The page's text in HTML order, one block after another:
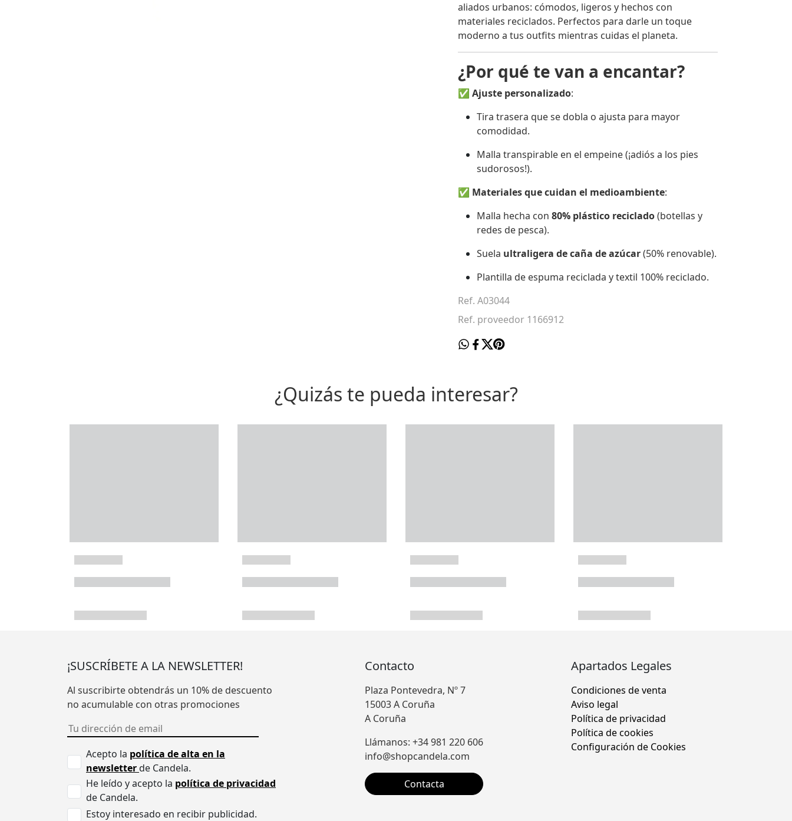
aliados urbanos: cómodos, ligeros y hechos con
materiales reciclados. Perfectos para darle un toque
moderno a tus outfits mientras cuidas el planeta.
¿Por qué te van a encantar?
✅ Ajuste personalizado:
Tira trasera que se dobla o ajusta para mayor
comodidad.
Malla transpirable en el empeine (¡adiós a los pies
sudorosos!).
✅ Materiales que cuidan el medioambiente:
Malla hecha con 80% plástico reciclado(botellas y
redes de pesca).
Suela ultraligera de caña de azúcar(50% renovable).
Plantilla de espuma reciclada y textil 100% reciclado.
Ref. A03044
Ref. proveedor 1166912
¿Quizás te pueda interesar?
¡SUSCRÍBETE A LA NEWSLETTER!
Al suscribirte obtendrás un 10% de descuento
no acumulable con otras promociones
Acepto la política de alta en la
newsletterde Candela.
He leído y acepto la política de privacidad
de Candela.
Estoy interesado en recibir publicidad.
Contacto
Plaza Pontevedra, Nº 7
15003 A Coruña
A Coruña
Llámanos: +34 981 220 606
info@shopcandela.com
Contacta
Apartados Legales
Condiciones de venta
Aviso legal
Política de privacidad
Política de cookies
Configuración de Cookies